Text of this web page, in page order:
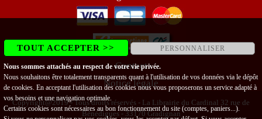
Contact
Notice légale
Copyright@2019 - Tous droits réservés - La Librairie du Cardinal 32 rue de
Bénédigues - 33170 Gradignan
TOUT ACCEPTER >> PERSONNALISER
Nous sommes attachés au respect de votre vie privée.
Nous souhaitons être totalement transparents quant à l'utilisation de vos données via le dépôt
de cookies. En acceptant l'utilisation des cookies nous vous proposerons un service adapté à
vos besoins et une navigation optimale.
Certains cookies sont nécessaires au bon fonctionnement du site (comptes, paniers...).